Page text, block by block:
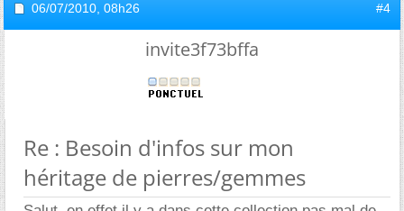
06/07/2010, 08h26 #4
invite3f73bffa
Re : Besoin d'infos sur mon
héritage de pierres/gemmes